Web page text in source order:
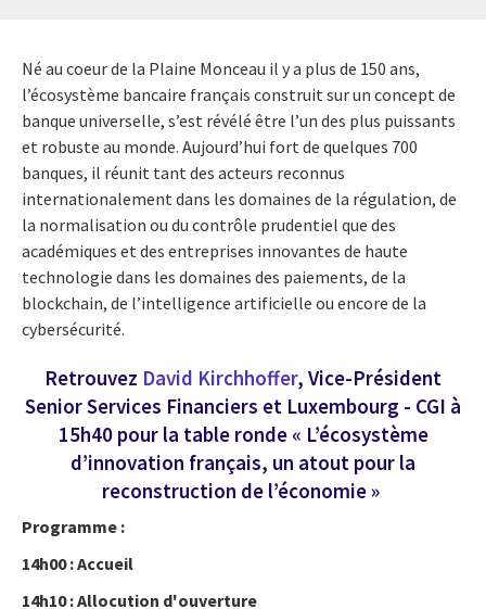
Né au coeur de la Plaine Monceau il y a plus de 150 ans,
l’écosystème bancaire français construit sur un concept de
banque universelle, s’est révélé être l’un des plus puissants
et robuste au monde. Aujourd’hui fort de quelques 700
banques, il réunit tant des acteurs reconnus
internationalement dans les domaines de la régulation, de
la normalisation ou du contrôle prudentiel que des
académiques et des entreprises innovantes de haute
technologie dans les domaines des paiements, de la
blockchain, de l’intelligence artificielle ou encore de la
cybersécurité.
Retrouvez David Kirchhoffer, Vice-Président
Senior Services Financiers et Luxembourg - CGI à
15h40 pour la table ronde « L’écosystème
d’innovation français, un atout pour la
reconstruction de l’économie »
Programme :
14h00 : Accueil
14h10 : Allocution d'ouverture